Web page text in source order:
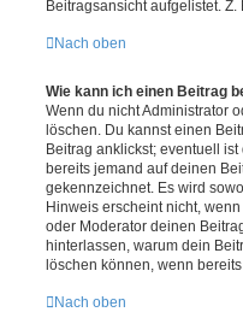
Beitragsansicht aufgelistet. Z.
Nach oben
Wie kann ich einen Beitrag
Wenn du nicht Administrator
löschen. Du kannst einen
Beitrag anklickst; eventuell
bereits jemand auf deinen
gekennzeichnet. Es wird
Hinweis erscheint nicht,
oder Moderator deinen
hinterlassen, warum dein
löschen können, wenn
Nach oben